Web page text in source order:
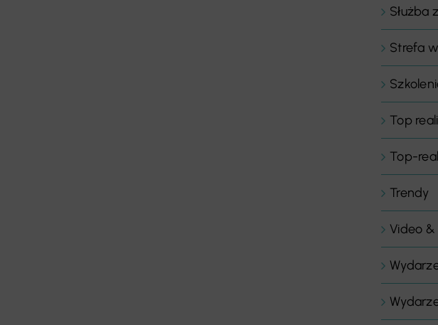
Służba
Strefa
Top
Top-
Trendy
Video &